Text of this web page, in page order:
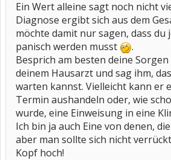
Ein Wert alleine sagt noch nicht
Diagnose ergibt sich aus dem
möchte damit nur sagen, dass du
panisch werden musst
.
Besprich am besten deine
deinem Hausarzt und sag ihm,
warten kannst. Vielleicht kann er
Termin aushandeln oder, wie
wurde, eine Einweisung in eine
Ich bin ja auch Eine von denen,
aber man sollte sich nicht
Kopf hoch!